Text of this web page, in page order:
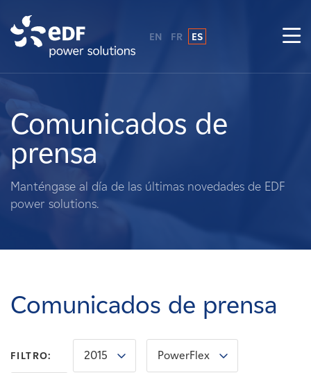
Sobre nosotros
Qué hacemos
Terratenientes
Carreras
Noticias
EN FR ES
Comunicados de
prensa
Manténgase al día de las últimas novedades de EDF
power solutions.
Comunicados de prensa
FILTRO: 2015 PowerFlex